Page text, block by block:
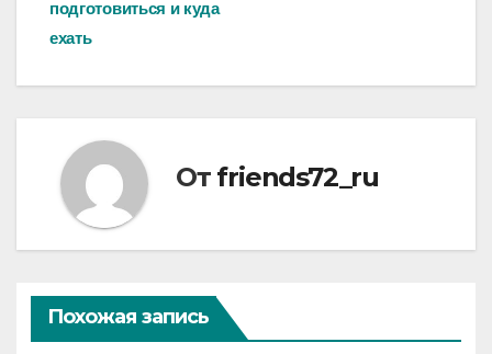
подготовиться и куда
ехать
От friends72_ru
Похожая запись